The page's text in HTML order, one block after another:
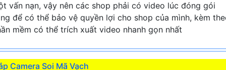
vấn nạn, vậy nên các shop phải có video lúc đóng gói
để có thể bảo vệ quyền lợi cho shop của mình, kèm
mềm có thể trích xuất video nhanh gọn nhất
Camera Soi Mã Vạch